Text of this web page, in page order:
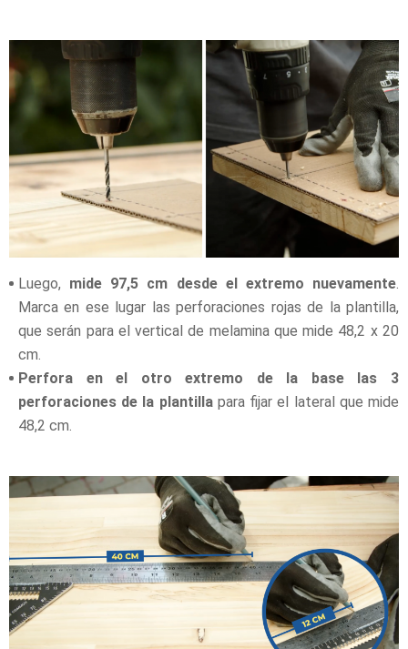
Luego, mide 97,5 cm desde el extremo nuevamente
Marca en ese lugar las perforaciones rojas de la plantilla,
que serán para el vertical de melamina que mide 48,2 x 20
cm.
Perfora en el otro extremo de la base las 3
perforaciones de la plantillapara fijar el lateral que mide
48,2 cm.